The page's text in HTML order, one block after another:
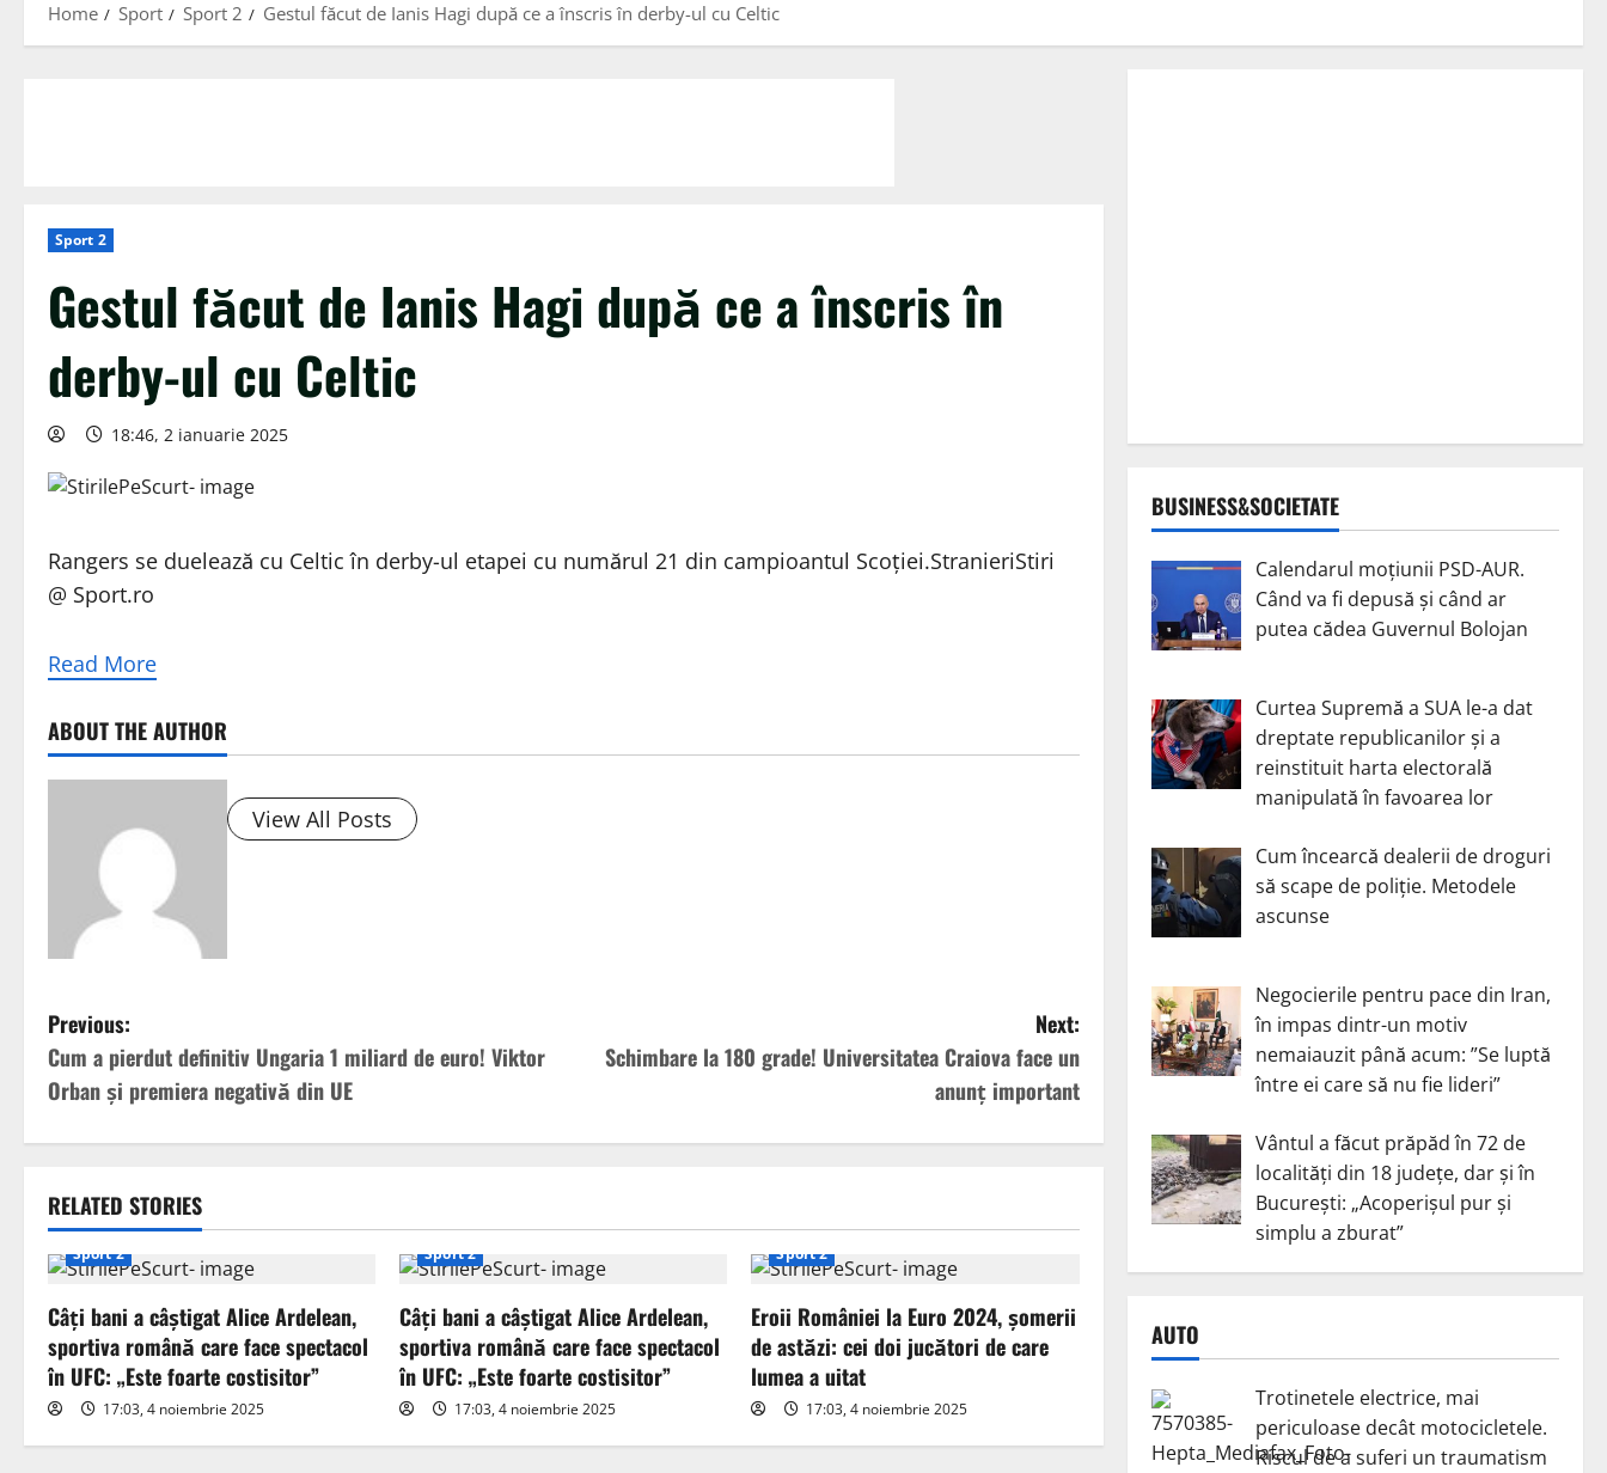
Home Sport Sport 2 Gestul făcut de Ianis Hagi după ce a înscris în derby-ul cu Celtic
Sport 2
Gestul făcut de Ianis Hagi după ce a înscris în
derby-ul cu Celtic
18:46, 2 ianuarie 2025
Rangers se duelează cu Celtic în derby-ul etapei cu numărul 21 din campioantul Scoției.StranieriStiri
@ Sport.ro
Read More
ABOUT THE AUTHOR
View All Posts
P
o
s
n
a
v
i
g
Previous:
Cum a pierdut definitiv Ungaria 1 miliard de euro! Viktor
Orban și premiera negativă din UE
Next:
Schimbare la 180 grade! Universitatea Craiova face un
anunț important
RELATED STORIES
Sport 2
Câți bani a câștigat Alice Ardelean,
sportiva română care face spectacol
în UFC: „Este foarte costisitor”
17:03, 4 noiembrie 2025
Sport 2
Câți bani a câștigat Alice Ardelean,
sportiva română care face spectacol
în UFC: „Este foarte costisitor”
17:03, 4 noiembrie 2025
Sport 2
Eroii României la Euro 2024, șomerii
de astăzi: cei doi jucători de care
lumea a uitat
17:03, 4 noiembrie 2025
BUSINESS&SOCIETATE
Calendarul moțiunii PSD-AUR.
Când va fi depusă și când ar
putea cădea Guvernul Bolojan
Curtea Supremă a SUA le-a dat
dreptate republicanilor și a
reinstituit harta electorală
manipulată în favoarea lor
Cum încearcă dealerii de droguri
să scape de poliție. Metodele
ascunse
Negocierile pentru pace din Iran,
în impas dintr-un motiv
nemaiauzit până acum: ”Se luptă
între ei care să nu fie lideri”
Vântul a făcut prăpăd în 72 de
localități din 18 județe, dar și în
București: „Acoperișul pur și
simplu a zburat”
AUTO
Trotinetele electrice, mai
periculoase decât motocicletele.
Riscul de a suferi un traumatism